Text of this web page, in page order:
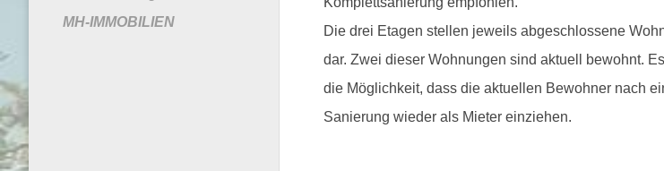
Die drei Etagen stellen jeweils abgeschlossene
dar. Zwei dieser Wohnungen sind aktuell bewohnt.
die Möglichkeit, dass die aktuellen Bewohner nach
Sanierung wieder als Mieter einziehen.
MH-IMMOBILIEN